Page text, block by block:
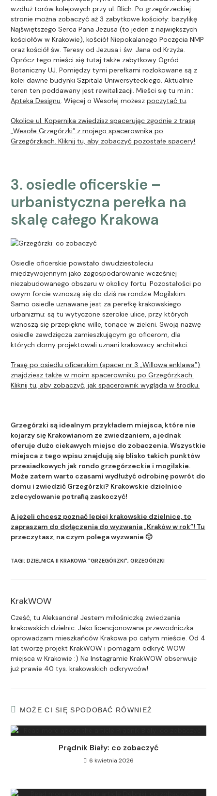
wzdłuż torów kolejowych przy ul. Blich. Po grzegórzeckiej
stronie można zobaczyć aż 3 zabytkowe kościoły: bazylikę
Najświętszego Serca Pana Jezusa (to jeden z największych
kościołów w Krakowie), kościół Niepokalanego Poczęcia NMP
oraz kościół św. Teresy od Jezusa i św. Jana od Krzyża.
Oprócz tego mieści się tutaj także zabytkowy Ogród
Botaniczny UJ. Pomiędzy tymi perełkami rozlokowane są z
kolei dawne budynki Szpitala Uniwersyteckiego. Aktualnie
teren ten poddawany jest rewitalizacji. Mieści się tu m.in.:
Apteka Designu. Więcej o Wesołej możeszpoczytać tu.
Okolice ul. Kopernika zwiedzisz spacerując zgodnie z trasą
„Wesołe Grzegórzki” z mojego spacerownika po
Grzegórzkach. Kliknij tu, aby zobaczyć pozostałe spacery!
3. osiedle oficerskie –
urbanistyczna perełka na
skalę całego Krakowa
Osiedle oficerskie powstało dwudziestoleciu
międzywojennym jako zagospodarowanie wcześniej
niezabudowanego obszaru w okolicy fortu. Pozostałości po
owym forcie wznoszą się do dziś na rondzie Mogilskim.
Samo osiedle uznawane jest za perełkę krakowskiego
urbanizmu: są tu wytyczone szerokie ulice, przy których
wznoszą się przepiękne wille, tonące w zieleni. Swoją nazwę
osiedle zawdzięcza zamieszkującym go oficerom, dla
których domy projektowali uznani krakowscy architekci.
Trasę po osiedlu oficerskim (spacer nr 3 „Willowa enklawa”)
znajdziesz także w moim spacerowniku po Grzegórzkach.
Kliknij tu, aby zobaczyć, jak spacerownik wygląda w środku.
Grzegórzki są idealnym przykładem miejsca, które nie
kojarzy się Krakowianom ze zwiedzaniem, a jednak
oferuje dużo ciekawych miejsc do zobaczenia. Wszystkie
miejsca z tego wpisu znajdują się blisko takich punktów
przesiadkowych jak rondo grzegórzeckie i mogilskie.
Może zatem warto czasami wydłużyć odrobinę powrót do
domu i zwiedzić Grzegórzki? Krakowskie dzielnice
zdecydowanie potrafią zaskoczyć!
A jeżeli chcesz poznać lepiej krakowskie dzielnice, to
zapraszam do dołączenia do wyzwania „Kraków w rok”! Tu
przeczytasz, na czym polega wyzwanie 🙂
TAGI:DZIELNICA II KRAKOWA "GRZEGÓRZKI", GRZEGÓRZKI
KrakWOW
Cześć, tu Aleksandra! Jestem miłośniczką zwiedzania
krakowskich dzielnic. Jako licencjonowana przewodniczka
oprowadzam mieszkańców Krakowa po całym mieście. Od 4
lat tworzę projekt KrakWOW i pomagam odkryć WOW
miejsca w Krakowie :) Na Instagramie KrakWOW obserwuje
już prawie 40 tys. krakowskich odkrywców!
MOŻE CI SIĘ SPODOBAĆ RÓWNIEŻ
Prądnik Biały: co zobaczyć
6 kwietnia 2026